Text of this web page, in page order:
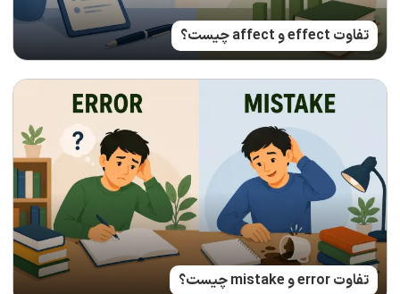
تفاوت effect و affect چیست؟
تفاوت error و mistake چیست؟